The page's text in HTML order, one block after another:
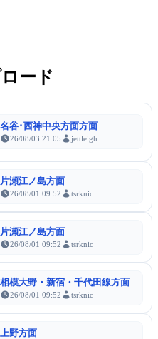
ード
名谷･西神中央方面方面
26/08/03 21:05 jettleigh
片瀬江ノ島方面
26/08/01 09:52 tsrknic
片瀬江ノ島方面
26/08/01 09:52 tsrknic
相模大野・新宿・千代田線方面
26/08/01 09:52 tsrknic
上野方面